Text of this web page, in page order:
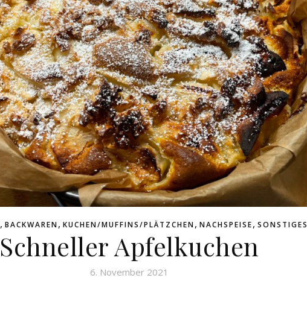
, BACKWAREN, KUCHEN/MUFFINS/PLÄTZCHEN, NACHSPEISE, SONSTIGES
Schneller Apfelkuchen
6. November 2021